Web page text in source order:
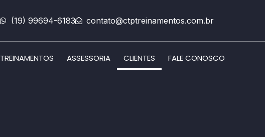
(19) 99694-6183 contato@ctptreinamentos.com.br
TREINAMENTOS ASSESSORIA CLIENTES FALE CONOSCO